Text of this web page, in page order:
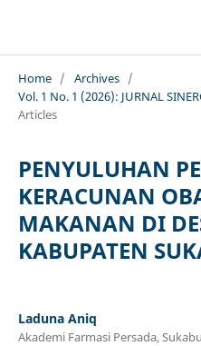
Home / Archives /
Vol. 1 No. 1 (2026): JURNAL
Articles
PENYULUHAN
KERACUNAN
MAKANAN DI
KABUPATEN
Laduna Aniq
Akademi Farmasi Persada,